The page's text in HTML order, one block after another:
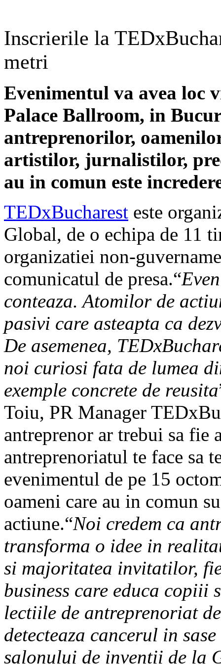
Inscrierile la
metri
Evenimentul va avea loc
Palace Ballroom, in
antreprenorilor,
artistilor, jurnalistilor,
au in comun este
TEDxBucharest este
Global, de o echipa de 11
organizatiei non-
comunicatul de presa.“
conteaza. Atomilor de
pasivi care asteapta ca
De asemenea,
noi curiosi fata de lumea
exemple concrete de reusita
Toiu, PR Manager
antreprenor ar trebui sa fie
antreprenoriatul te face sa
evenimentul de pe 15
oameni care au in comun
actiune.“Noi credem ca
transforma o idee in
si majoritatea invitatilor,
business care educa
lectiile de antreprenoriat
detecteaza cancerul in
salonului de inventii de la